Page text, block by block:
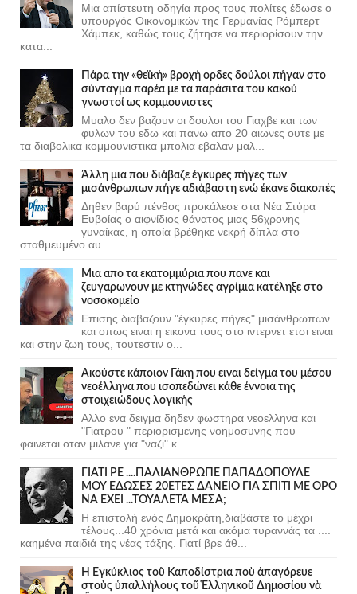
Μια απίστευτη οδηγία προς τους πολίτες έδωσε ο
υπουργός Οικονομικών της Γερμανίας Ρόμπερτ
Χάμπεκ, καθώς τους ζήτησε να περιορίσουν την
κατα...
Πάρα την «θεϊκή» βροχή ορδες δούλοι πήγαν στο
σύνταγμα παρέα με τα παράσιτα του κακού
γνωστοί ως κομμουνιστες
Μυαλο δεν βαζουν οι δουλοι του Γιαχβε και των
φυλων του εδω και πανω απο 20 αιωνες ουτε με
τα διαβολικα κομμουνιστικα μπολια εβαλαν μαλ...
Άλλη μια που διάβαζε έγκυρες πήγες των
μισάνθρωπων πήγε αδιάβαστη ενώ έκανε διακοπές
Δηθεν βαρύ πένθος προκάλεσε στα Νέα Στύρα
Ευβοίας ο αιφνίδιος θάνατος μιας 56χρονης
γυναίκας, η οποία βρέθηκε νεκρή δίπλα στο
σταθμευμένο αυ...
Μια απο τα εκατομμύρια που πανε και
ζευγαρωνουν με κτηνώδες αγρίμια κατέληξε στο
νοσοκομείο
Επισης διαβαζουν "έγκυρες πήγες" μισάνθρωπων
και οπως ειναι η εικονα τους στο ιντερνετ ετσι ειναι
και στην ζωη τους, τουτεστιν ο...
Ακούστε κάποιον Γάκη που ειναι δείγμα του μέσου
νεοέλληνα που ισοπεδώνει κάθε έννοια της
στοιχειώδους λογικής
Αλλο ενα δειγμα δηδεν φωστηρα νεοελληνα και
"Γιατρου " περιορισμενης νοημοσυνης που
φαινεται οταν μιλανε για "ναζι" κ...
ΓΙΑΤΙ ΡΕ ....ΠΑΛΙΑΝΘΡΩΠΕ ΠΑΠΑΔΟΠΟΥΛΕ
ΜΟΥ ΕΔΩΣΕΣ 20ΕΤΕΣ ΔΑΝΕΙΟ ΓΙΑ ΣΠΙΤΙ ΜΕ ΟΡΟ
ΝΑ ΕΧΕΙ ...ΤΟΥΑΛΕΤΑ ΜΕΣΑ;
Η επιστολή ενός Δημοκράτη,διαβάστε το μέχρι
τέλους...40 χρόνια μετά και ακόμα τυραννάς τα ....
καημένα παιδιά της νέας τάξης. Γιατί βρε άθ...
Ἡ Ἐγκύκλιος τοῦ Καποδίστρια ποὺ ἀπαγόρευε
στοὺς ὑπαλλήλους τοῦ Ἑλληνικοῦ Δημοσίου νὰ